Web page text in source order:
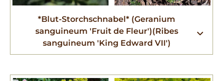
*Blut-Storchschnabel* (Geranium
sanguineum 'Fruit de Fleur')(Ribes
sanguineum 'King Edward VII')